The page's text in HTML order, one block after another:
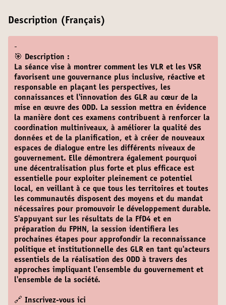
Description (Français)
-
🎯 Description :
La séance vise à montrer comment les VLR et les VSR
favorisent une gouvernance plus inclusive, réactive et
responsable en plaçant les perspectives, les
connaissances et l'innovation des GLR au cœur de la
mise en œuvre des ODD. La session mettra en évidence
la manière dont ces examens contribuent à renforcer la
coordination multiniveaux, à améliorer la qualité des
données et de la planification, et à créer de nouveaux
espaces de dialogue entre les différents niveaux de
gouvernement. Elle démontrera également pourquoi
une décentralisation plus forte et plus efficace est
essentielle pour exploiter pleinement ce potentiel
local, en veillant à ce que tous les territoires et toutes
les communautés disposent des moyens et du mandat
nécessaires pour promouvoir le développement durable.
S'appuyant sur les résultats de la FfD4 et en
préparation du FPHN, la session identifiera les
prochaines étapes pour approfondir la reconnaissance
politique et institutionnelle des GLR en tant qu'acteurs
essentiels de la réalisation des ODD à travers des
approches impliquant l'ensemble du gouvernement et
l'ensemble de la société.
🔗 Inscrivez-vous ici